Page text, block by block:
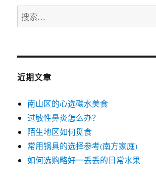
搜
索：
近期文章
南山区的心选碳水美食
过敏性鼻炎怎么办？
陌生地区如何觅食
常用锅具的选择参考(南方家庭)
如何选购略好一丢丢的日常水果